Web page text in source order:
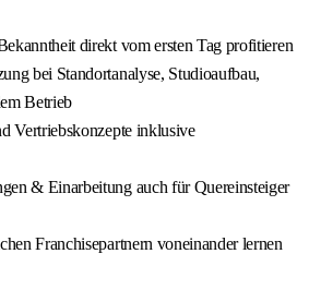
direkt vom ersten Tag profitieren
bei Standortanalyse, Studioaufbau,
Betrieb
Vertriebskonzepte inklusive
& Einarbeitung auch für Quereinsteiger
Franchisepartnern voneinander lernen